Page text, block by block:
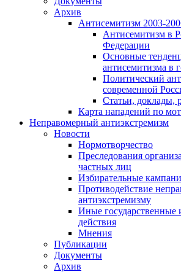
Архив
Антисемитизм 2003-
Антисемитизм в
Федерации
Основные
антисемитизма в
Политический
современной
Статьи, доклады,
Карта нападений по
Неправомерный антиэкстремизм
Новости
Нормотворчество
Преследования
частных лиц
Избирательные
Противодействие
антиэкстремизму
Иные государственные
действия
Мнения
Публикации
Документы
Архив